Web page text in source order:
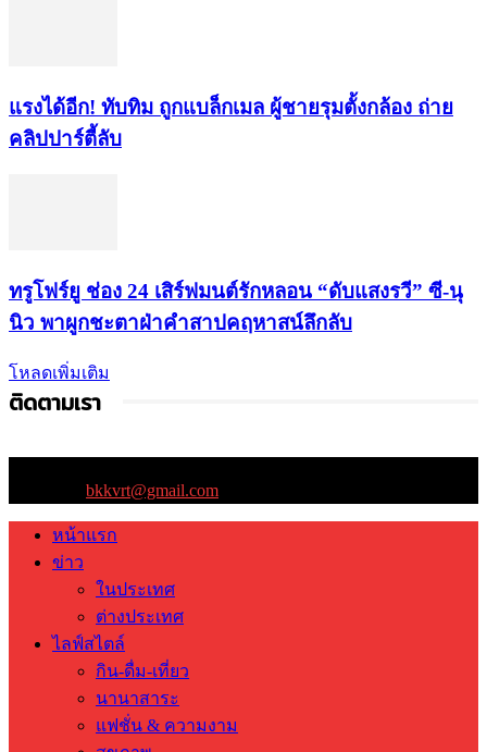
แรงได้อีก! ทับทิม ถูกแบล็กเมล ผู้ชายรุมตั้งกล้อง ถ่าย
คลิปปาร์ตี้ลับ
ทรูโฟร์ยู ช่อง 24 เสิร์ฟมนต์รักหลอน “ดับแสงรวี” ซี-นุ
นิว พาผูกชะตาฝ่าคำสาปคฤหาสน์ลึกลับ
โหลดเพิ่มเติม
ติดตามเรา
bkkvrt@gmail.com
หน้าแรก
ข่าว
ในประเทศ
ต่างประเทศ
ไลฟ์สไตล์
กิน-ดื่ม-เที่ยว
นานาสาระ
แฟชั่น & ความงาม